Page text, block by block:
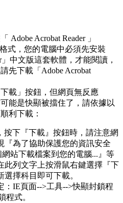
Adobe Acrobat Reader 」
式，您的電腦中必須先安裝
」中文版這套軟體，才能閱讀，
先下載「Adobe Acrobat
載」按鈕，但網頁無反應
能是快顯被擋住了，請依據以
利下載：
按下『下載』按鈕時，請注意網
『為了協助保護您的資訊安全
站下載檔案到您的電腦...』等
此列文字上按滑鼠右鍵選擇『下
擇科目即可下載。
：IE頁面-->工具-->快顯封鎖程
程式。